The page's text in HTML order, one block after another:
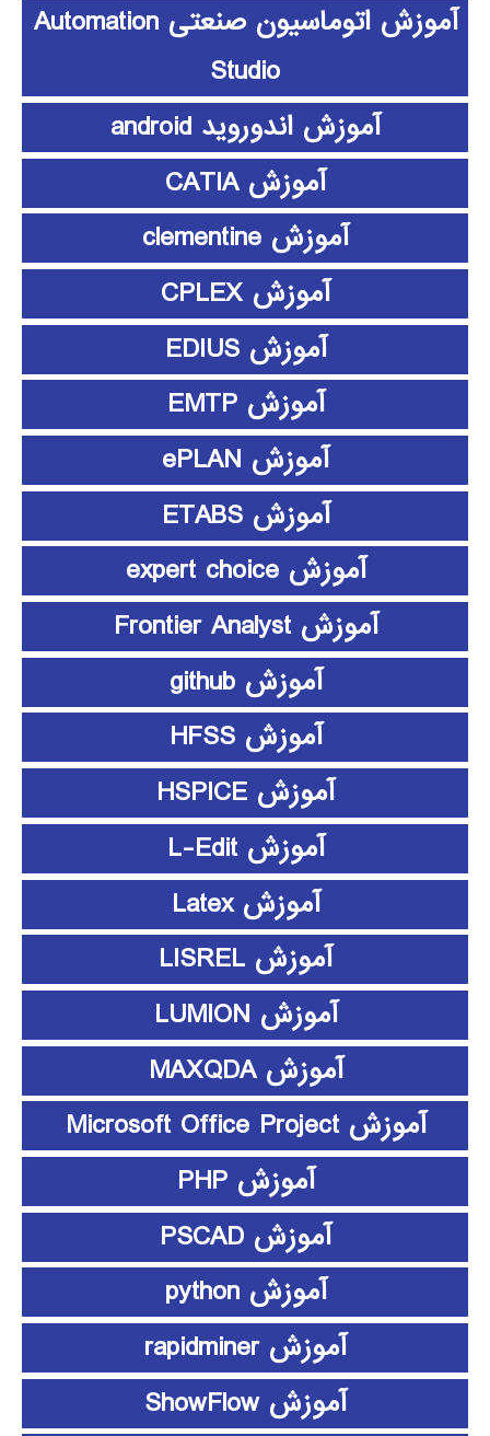
آموزش اتوماسیون صنعتی Automation
Studio
آموزش اندوروید android
آموزش CATIA
آموزش clementine
آموزش CPLEX
آموزش EDIUS
آموزش EMTP
آموزش ePLAN
آموزش ETABS
آموزش expert choice
آموزش Frontier Analyst
آموزش github
آموزش HFSS
آموزش HSPICE
آموزش L-Edit
آموزش Latex
آموزش LISREL
آموزش LUMION
آموزش MAXQDA
آموزش Microsoft Office Project
آموزش PHP
آموزش PSCAD
آموزش python
آموزش rapidminer
آموزش ShowFlow